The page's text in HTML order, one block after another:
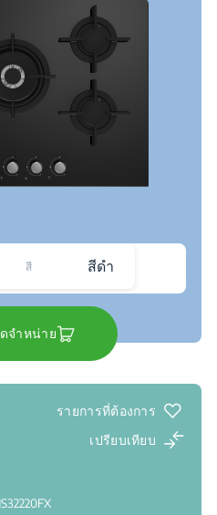
สี สีดำ
จำหน่าย
รายการที่ต้องการ
เปรียบเทียบ